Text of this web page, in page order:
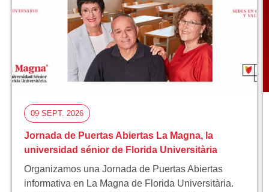
09 SEPT. 2026
Jornada de Puertas Abiertas La Magna, la
universidad sénior de Florida Universitària
Organizamos una Jornada de Puertas Abiertas
informativa en La Magna de Florida Universitària.